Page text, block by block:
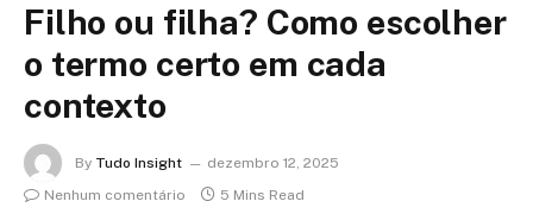
Filho ou filha? Como escolher
o termo certo em cada
contexto
By Tudo Insight
dezembro 12, 2025
Nenhum comentário
5 Mins Read